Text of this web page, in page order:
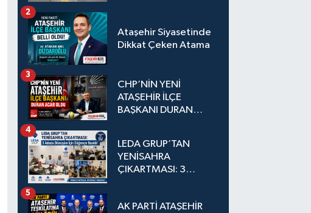
Ataşehir Siyasetinde
Dikkat Çeken Atama
2
CHP’NİN YENİ
ATAŞEHİR İLÇE
BAŞKANI DURAN
3
LEDA GRUP’TAN
YENİSAHRA
ÇIKARTMASI: 3
4
AK PARTİ ATAŞEHİR
5